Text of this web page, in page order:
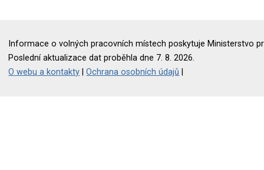
Informace o volných pracovních místech poskytuje Ministerstvo
Poslední aktualizace dat proběhla dne 7. 8. 2026.
O webu a kontakty |Ochrana osobních údajů